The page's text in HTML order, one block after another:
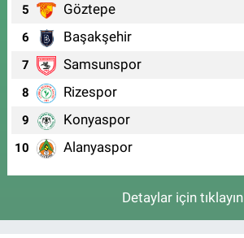
5 Göztepe
6 Başakşehir
7 Samsunspor
8 Rizespor
9 Konyaspor
10 Alanyaspor
Detaylar için tıklayın